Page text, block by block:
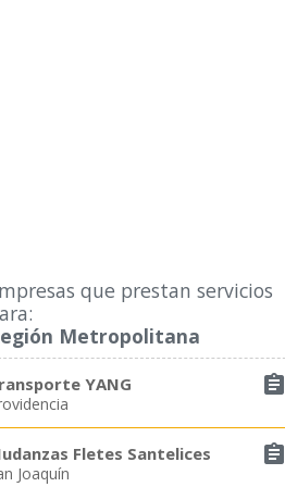
que prestan servicios
Metropolitana

YANG

Fletes Santelices
Joaquín